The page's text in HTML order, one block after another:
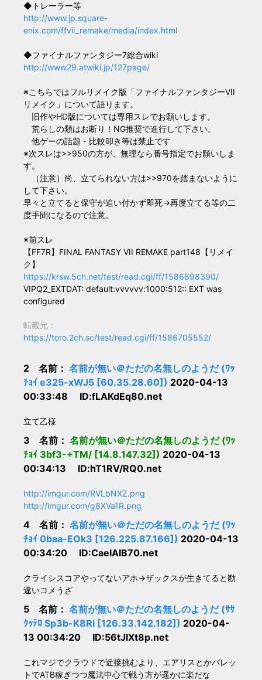
◆トレーラー等
http://www.jp.square-
enix.com/ffvii_remake/media/index.html
◆ファイナルファンタジー7総合wiki
http://www29.atwiki.jp/127page/
※こちらではフルリメイク版「ファイナルファンタジーVII
リメイク」について語ります。
旧作やHD版については専用スレでお願いします。
荒らしの類はお断り！NG推奨で進行して下さい。
他ゲーの話題・比較叩き等は禁止です
※次スレは>>950の方が、無理なら番号指定でお願いしま
す。
（注意）尚、立てられない方は>>970を踏まないように
して下さい。
早々と立てると保守が追い付かず即死→再度立てる等の二
度手間になるので注意。
※前スレ
【FF7R】FINAL FANTASY VII REMAKE part148【リメイ
ク】
https://krsw.5ch.net/test/read.cgi/ff/1586698390/
VIPQ2_EXTDAT: default:vvvvvv:1000:512:: EXT was
configured
転載元：
https://toro.2ch.sc/test/read.cgi/ff/1586705552/
2 名前： 名前が無い＠ただの名無しのようだ (ﾜｯ
ﾁｮｲ e325-xWJ5 [60.35.28.60]) 2020-04-13
00:33:48 ID:fLAKdEq80.net
立て乙様
3 名前： 名前が無い＠ただの名無しのようだ (ﾜｯ
ﾁｮｲ 3bf3-+TM/ [14.8.147.32]) 2020-04-13
00:34:13 ID:hT1RV/RQ0.net
http://imgur.com/RVLbNXZ.png
http://imgur.com/g8XVa1R.png
4 名前： 名前が無い＠ただの名無しのようだ (ﾜｯ
ﾁｮｲ 0baa-EOk3 [126.225.87.166]) 2020-04-13
00:34:20 ID:CaeIAIB70.net
クライシスコアやってないアホ→ザックスが生きてると勘
違いコメうざ
5 名前： 名前が無い＠ただの名無しのようだ (ｻｻ
ｸｯﾃﾛ Sp3b-K8Ri [126.33.142.182]) 2020-04-
13 00:34:20 ID:56tJlXt8p.net
これマジでクラウドで近接挑むより、エアリスとかバレッ
トでATB稼ぎつつ魔法中心で戦う方が遥かに楽だな